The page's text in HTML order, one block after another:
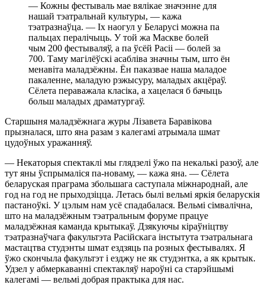
— Кожны фестываль мае вялікае значэнне для
нашай тэатральнай культуры, — кажа
тэатразнаўца. — Іх наогул у Беларусі можна па
пальцах пералічыць. У той жа Маскве болей
чым 200 фестываляў, а па ўсёй Расіі — болей за
700. Таму магілёўскі асабліва значны тым, што ён
менавіта маладзёжны. Ён паказвае наша маладое
пакаленне, маладую рэжысуру, маладых акцёраў.
Сёлета пераважала класіка, а хацелася б бачыць
больш маладых драматургаў.
Старшыня маладзёжнага журы Лізавета Баравікова
прызналася, што яна разам з калегамі атрымала шмат
цудоўных уражанняў.
— Некаторыя спектаклі мы глядзелі ўжо па некалькі разоў, але
тут яны ўспрымаліся па-новаму, — кажа яна. — Сёлета
беларуская праграма збольшага саступала міжнароднай, але
год на год не прыходзіцца. Летась былі вельмі яркія беларускія
пастаноўкі. У цэлым нам усё спадабалася. Вельмі сімвалічна,
што на маладзёжным тэатральным форуме працуе
маладзёжная каманда крытыкаў. Дзякуючы кіраўніцтву
тэатразнаўчага факультэта Расійскага інстытута тэатральнага
мастацтва студэнты шмат ездзяць па розных фестывалях. Я
ўжо скончыла факультэт і езджу не як студэнтка, а як крытык.
Удзел у абмеркаванні спектакляў нароўні са старэйшымі
калегамі — вельмі добрая практыка для нас.